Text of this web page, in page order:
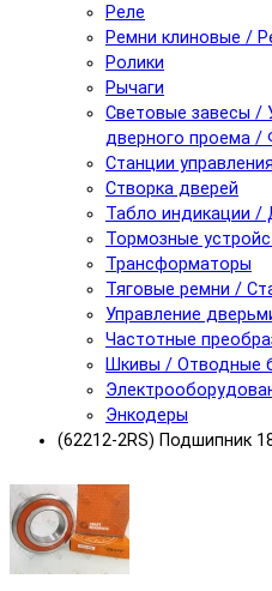
Реле
Ремни клиновые /
Ролики
Рычаги
Световые завесы /
дверного проема /
Станции
Створка дверей
Табло индикации /
Тормозные
Трансформаторы
Тяговые ремни /
Управление
Частотные
Шкивы / Отводные
Энкодеры
(62212-2RS) Подшипник